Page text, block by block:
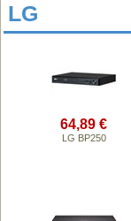
LG
64,89 €
LG BP250